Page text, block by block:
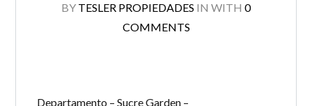
BY TESLER PROPIEDADES IN WITH 0
COMMENTS
Departamento – Sucre Garden –